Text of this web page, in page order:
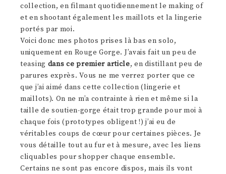
collection, en filmant quotidiennement le making of
et en shootant également les maillots et la lingerie
portés par moi.
Voici donc mes photos prises là bas en solo,
uniquement en Rouge Gorge. J’avais fait un peu de
teasing dans ce premier article, en distillant peu de
parures exprès. Vous ne me verrez porter que ce
que j’ai aimé dans cette collection (lingerie et
maillots). On ne m’a contrainte à rien et même si la
taille de soutien-gorge était trop grande pour moi à
chaque fois (prototypes obligent !) j’ai eu de
véritables coups de cœur pour certaines pièces. Je
vous détaille tout au fur et à mesure, avec les liens
cliquables pour shopper chaque ensemble.
Certains ne sont pas encore dispos, mais ils vont